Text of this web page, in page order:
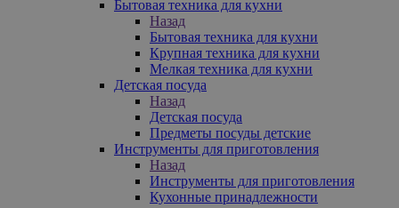
Бытовая техника для кухни
Назад
Бытовая техника для кухни
Крупная техника для кухни
Мелкая техника для кухни
Детская посуда
Назад
Детская посуда
Предметы посуды детские
Инструменты для приготовления
Назад
Инструменты для приготовления
Кухонные принадлежности